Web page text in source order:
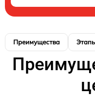
Преимущества